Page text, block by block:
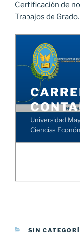
Certificación de
Trabajos de Grado.
CATEGORÍAS
SIN